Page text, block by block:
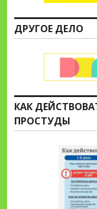
ДРУГОЕ ДЕЛО
КАК
ПРОСТУДЫ